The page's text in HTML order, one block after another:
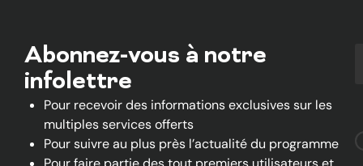
Abonnez-vous à notre
infolettre
Pour recevoir des informations exclusives sur les
multiples services offerts
Pour suivre au plus près l’actualité du programme